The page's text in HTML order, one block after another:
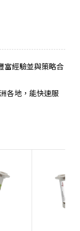
富經驗並與策略合
各地，能快速服